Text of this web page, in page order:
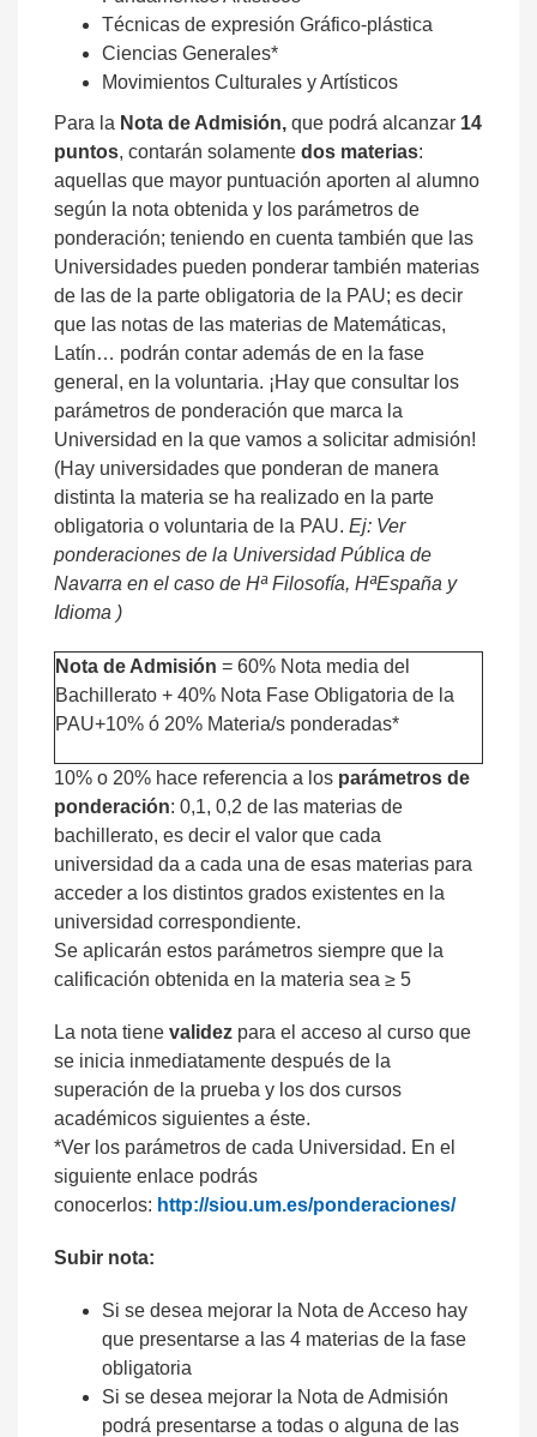
Técnicas de expresión Gráfico-plástica
Ciencias Generales*
Movimientos Culturales y Artísticos
Para la Nota de Admisión, que podrá alcanzar 14
puntos, contarán solamente dos materias:
aquellas que mayor puntuación aporten al alumno
según la nota obtenida y los parámetros de
ponderación; teniendo en cuenta también que las
Universidades pueden ponderar también materias
de las de la parte obligatoria de la PAU; es decir
que las notas de las materias de Matemáticas,
Latín… podrán contar además de en la fase
general, en la voluntaria. ¡Hay que consultar los
parámetros de ponderación que marca la
Universidad en la que vamos a solicitar admisión!
(Hay universidades que ponderan de manera
distinta la materia se ha realizado en la parte
obligatoria o voluntaria de la PAU. Ej: Ver
ponderaciones de la Universidad Pública de
Navarra en el caso de Hª Filosofía, HªEspaña y
Idioma )
Nota de Admisión = 60% Nota media del
Bachillerato + 40% Nota Fase Obligatoria de la
PAU+10% ó 20% Materia/s ponderadas*
10% o 20% hace referencia a los parámetros de
ponderación: 0,1, 0,2 de las materias de
bachillerato, es decir el valor que cada
universidad da a cada una de esas materias para
acceder a los distintos grados existentes en la
universidad correspondiente.
Se aplicarán estos parámetros siempre que la
calificación obtenida en la materia sea ≥ 5
La nota tiene validez para el acceso al curso que
se inicia inmediatamente después de la
superación de la prueba y los dos cursos
académicos siguientes a éste.
*Ver los parámetros de cada Universidad. En el
siguiente enlace podrás
conocerlos: http://siou.um.es/ponderaciones/
Subir nota:
Si se desea mejorar la Nota de Acceso hay
que presentarse a las 4 materias de la fase
obligatoria
Si se desea mejorar la Nota de Admisión
podrá presentarse a todas o alguna de las